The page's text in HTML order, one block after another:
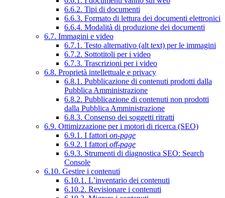
6.6.2. Tipi di documenti
6.6.3. Formato di lettura dei documenti elettronici
6.6.4. Modalità di produzione dei documenti
6.7. Immagini e video
6.7.1. Testo alternativo (alt text) per le immagini
6.7.2. Sottotitoli per i video
6.7.3. Trascrizioni per i video
6.8. Proprietà intellettuale e privacy
6.8.1. Pubblicazione di contenuti prodotti dalla
Pubblica Amministrazione
6.8.2. Pubblicazione di contenuti non prodotti
dalla Pubblica Amministrazione
6.8.3. Consenso dei soggetti ritratti
6.9. Ottimizzazione per i motori di ricerca (SEO)
6.9.1. I fattori on-page
6.9.2. I fattori off-page
6.9.3. Strumenti di diagnostica SEO: Search
Console
6.10. Gestire i contenuti
6.10.1. L’inventario dei contenuti
6.10.2. Revisionare i contenuti